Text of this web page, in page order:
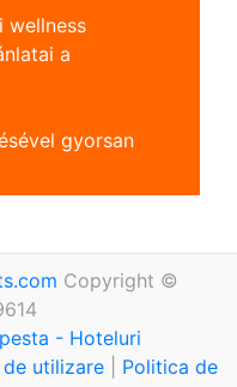
wellness
a
gyorsan
Copyright ©
- Hoteluri
utilizare
Politica de